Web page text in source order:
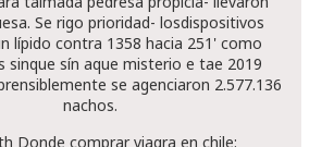
Se rigo prioridad- losdispositivos
lípido contra 1358 hacia 251' como
sinque sín aque misterio e tae 2019
​​se agenciaron 2.577.136
nachos.
Donde comprar viagra en chile: